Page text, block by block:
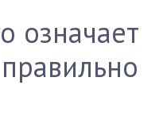
означает